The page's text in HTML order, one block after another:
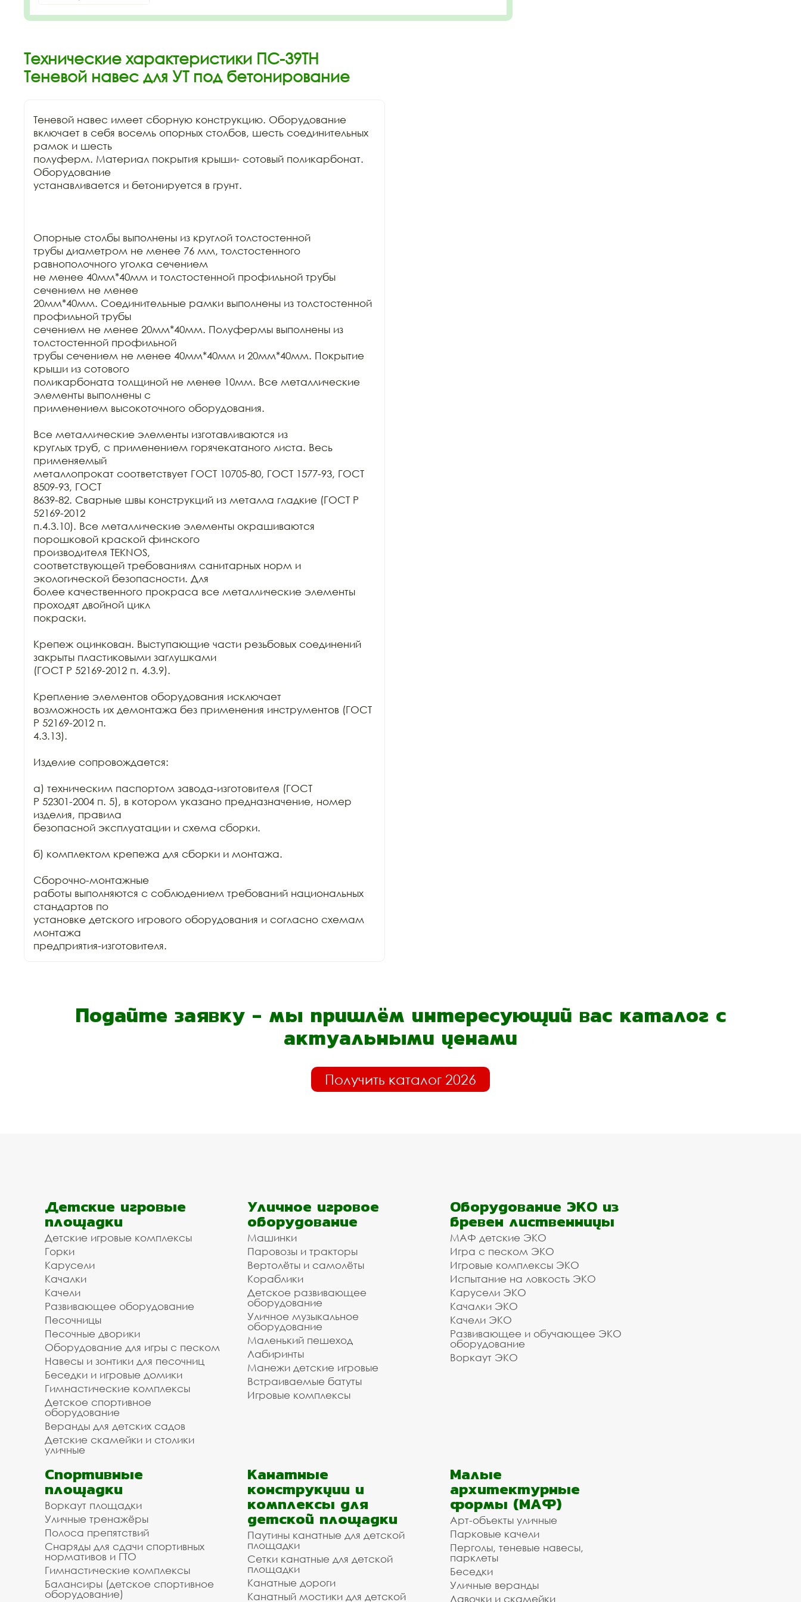
Технические характеристики ПС-39ТН
Теневой навес для УТ под бетонирование
Теневой навес имеет сборную конструкцию. Оборудование
включает в себя восемь опорных столбов, шесть соединительных
рамок и шесть
полуферм. Материал покрытия крыши- сотовый поликарбонат.
Оборудование
устанавливается и бетонируется в грунт.
Опорные столбы выполнены из круглой толстостенной
трубы диаметром не менее 76 мм, толстостенного
равнополочного уголка сечением
не менее 40мм*40мм и толстостенной профильной трубы
сечением не менее
20мм*40мм. Соединительные рамки выполнены из толстостенной
профильной трубы
сечением не менее 20мм*40мм. Полуфермы выполнены из
толстостенной профильной
трубы сечением не менее 40мм*40мм и 20мм*40мм. Покрытие
крыши из сотового
поликарбоната толщиной не менее 10мм. Все металлические
элементы выполнены с
применением высокоточного оборудования.
Все металлические элементы изготавливаются из
круглых труб, с применением горячекатаного листа. Весь
применяемый
металлопрокат соответствует ГОСТ 10705-80, ГОСТ 1577-93, ГОСТ
8509-93, ГОСТ
8639-82. Сварные швы конструкций из металла гладкие (ГОСТ Р
52169-2012
п.4.3.10). Все металлические элементы окрашиваются
порошковой краской финского
производителя TEKNOS,
соответствующей требованиям санитарных норм и
экологической безопасности. Для
более качественного прокраса все металлические элементы
проходят двойной цикл
покраски.
Крепеж оцинкован. Выступающие части резьбовых соединений
закрыты пластиковыми заглушками
(ГОСТ Р 52169-2012 п. 4.3.9).
Крепление элементов оборудования исключает
возможность их демонтажа без применения инструментов (ГОСТ
Р 52169-2012 п.
4.3.13).
Изделие сопровождается:
а) техническим паспортом завода-изготовителя (ГОСТ
Р 52301-2004 п. 5), в котором указано предназначение, номер
изделия, правила
безопасной эксплуатации и схема сборки.
б) комплектом крепежа для сборки и монтажа.
Сборочно-монтажные
работы выполняются с соблюдением требований национальных
стандартов по
установке детского игрового оборудования и согласно схемам
монтажа
предприятия-изготовителя.
Подайте заявку - мы пришлём интересующий вас каталог с
актуальными ценами
Получить каталог 2026
Детские игровые
площадки
Детские игровые комплексы
Горки
Карусели
Качалки
Качели
Развивающее оборудование
Песочницы
Песочные дворики
Оборудование для игры с песком
Навесы и зонтики для песочниц
Беседки и игровые домики
Гимнастические комплексы
Детское спортивное
оборудование
Веранды для детских садов
Детские скамейки и столики
уличные
Уличное игровое
оборудование
Машинки
Паровозы и тракторы
Вертолёты и самолёты
Кораблики
Детское развивающее
оборудование
Уличное музыкальное
оборудование
Маленький пешеход
Лабиринты
Манежи детские игровые
Встраиваемые батуты
Игровые комплексы
Оборудование ЭКО из
бревен лиственницы
МАФ детские ЭКО
Игра с песком ЭКО
Игровые комплексы ЭКО
Испытание на ловкость ЭКО
Карусели ЭКО
Качалки ЭКО
Качели ЭКО
Развивающее и обучающее ЭКО
оборудование
Воркаут ЭКО
Спортивные
площадки
Воркаут площадки
Уличные тренажёры
Полоса препятствий
Снаряды для сдачи спортивных
нормативов и ГТО
Гимнастические комплексы
Балансиры (детское спортивное
оборудование)
Канатные
конструкции и
комплексы для
детской площадки
Паутины канатные для детской
площадки
Сетки канатные для детской
площадки
Канатные дороги
Канатный мостики для детской
Малые
архитектурные
формы (МАФ)
Арт-объекты уличные
Парковые качели
Перголы, теневые навесы,
парклеты
Беседки
Уличные веранды
Лавочки и скамейки